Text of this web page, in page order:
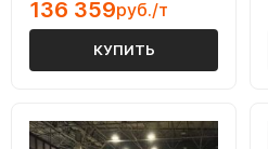
136 359руб./т
КУПИТЬ